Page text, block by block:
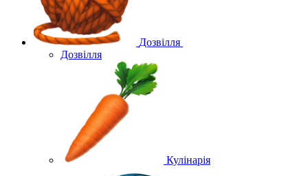
Дозвілля
Дозвілля
Кулінарія